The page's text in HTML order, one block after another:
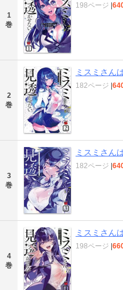
1
巻
198ページ |
2
巻
ミスミさん
182ページ |
3
巻
ミスミさん
182ページ |
4
巻
ミスミさん
198ページ |